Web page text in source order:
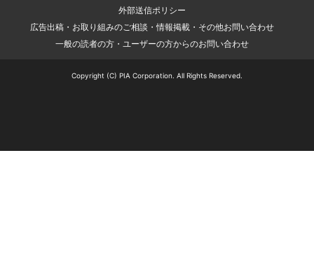
外部送信ポリシー
広告出稿・お取り組みのご相談・情報掲載・その他お問い合わせ
一般の読者の方・ユーザーの方からのお問い合わせ
Copyright (C) PIA Corporation. All Rights Reserved.